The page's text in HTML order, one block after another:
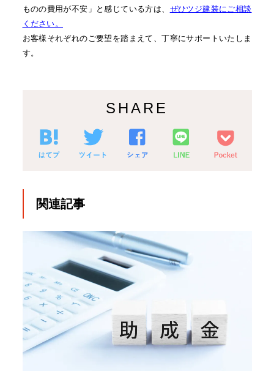
ものの費用が不安」と感じている方は、 ぜひツジ建装にご相談
ください。
お客様それぞれのご要望を踏まえて、丁寧にサポートいたしま
す。
SHARE
関連記事